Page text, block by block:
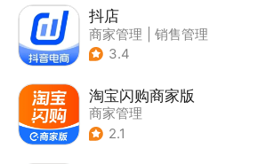
抖店
商家管理
销售管理
3.4
淘宝闪购商家版
商家管理
2.1